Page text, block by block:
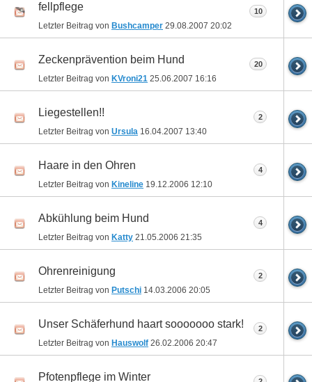
fellpflege
Letzter Beitrag von Bushcamper 29.08.2007 20:02
10
Zeckenprävention beim Hund
Letzter Beitrag von KVroni21 25.06.2007 16:16
20
Liegestellen!!
Letzter Beitrag von Ursula 16.04.2007 13:40
2
Haare in den Ohren
Letzter Beitrag von Kineline 19.12.2006 12:10
4
Abkühlung beim Hund
Letzter Beitrag von Katty 21.05.2006 21:35
4
Ohrenreinigung
Letzter Beitrag von Putschi 14.03.2006 20:05
2
Unser Schäferhund haart sooooooo stark!
Letzter Beitrag von Hauswolf 26.02.2006 20:47
2
Pfotenpflege im Winter